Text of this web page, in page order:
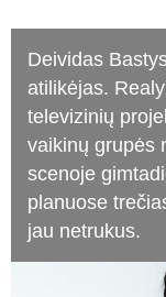
Deividas
atilikėjas.
televizinių
vaikinų grupės
scenoje
planuose
jau netrukus.